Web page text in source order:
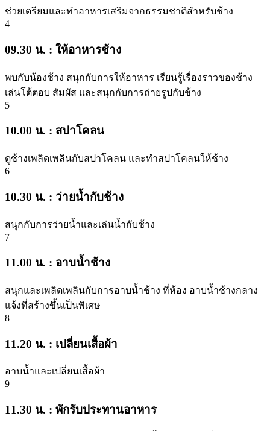
ช่วยเตรียมและทำอาหารเสริมจากธรรมชาติสำหรับช้าง
4
09.30 น. : ให้อาหารช้าง
พบกับน้องช้าง สนุกกับการให้อาหาร เรียนรู้เรื่องราวของช้าง
เล่นโต้ตอบ สัมผัส และสนุกกับการถ่ายรูปกับช้าง
5
10.00 น. : สปาโคลน
ดูช้างเพลิดเพลินกับสปาโคลน และทำสปาโคลนให้ช้าง
6
10.30 น. : ว่ายน้ำกับช้าง
สนุกกับการว่ายน้ำและเล่นน้ำกับช้าง
7
11.00 น. : อาบน้ำช้าง
สนุกและเพลิดเพลินกับการอาบน้ำช้าง ที่ห้อง อาบน้ำช้างกลาง
แจ้งที่สร้างขึ้นเป็นพิเศษ
8
11.20 น. : เปลี่ยนเสื้อผ้า
อาบน้ำและเปลี่ยนเสื้อผ้า
9
11.30 น. : พักรับประทานอาหาร